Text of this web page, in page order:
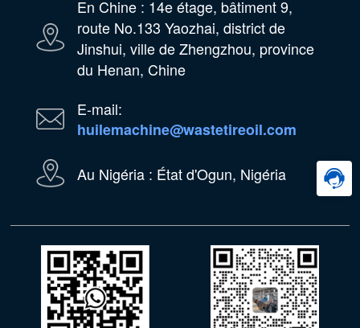
En Chine : 14e étage, bâtiment 9,
route No.133 Yaozhai, district de
Jinshui, ville de Zhengzhou, province
du Henan, Chine
E-mail:
huilemachine@wastetireoil.com
Au Nigéria : État d'Ogun, Nigéria